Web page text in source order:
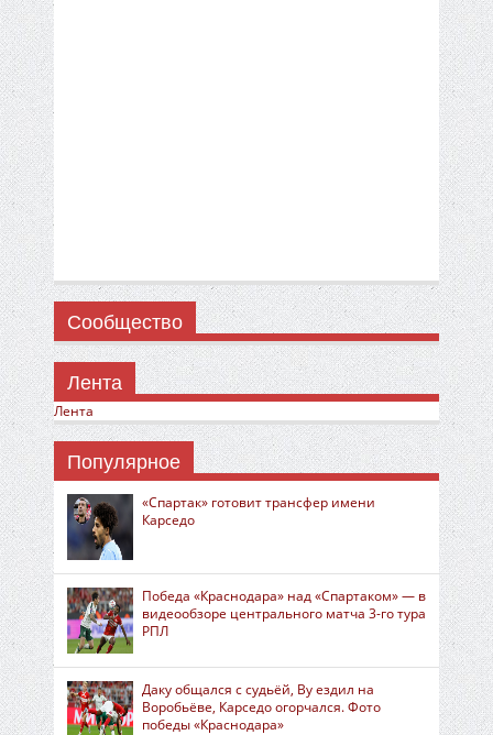
Сообщество
Лента
Лента
Популярное
«Спартак» готовит трансфер имени
Карседо
Победа «Краснодара» над «Спартаком» — в
видеообзоре центрального матча 3-го тура
РПЛ
Даку общался с судьёй, Ву ездил на
Воробьёве, Карседо огорчался. Фото
победы «Краснодара»